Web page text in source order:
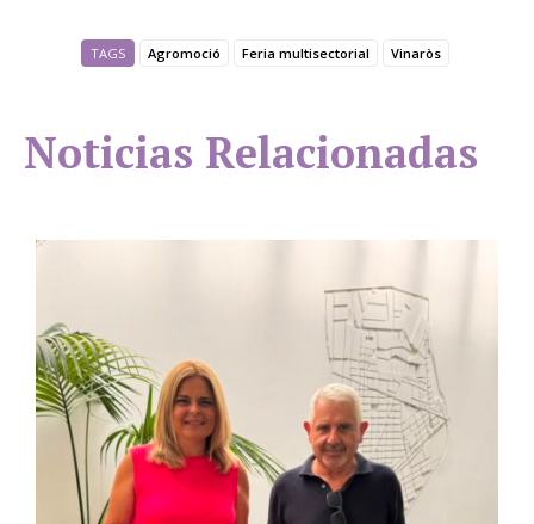
TAGS Agromoció Feria multisectorial Vinaròs
Noticias Relacionadas